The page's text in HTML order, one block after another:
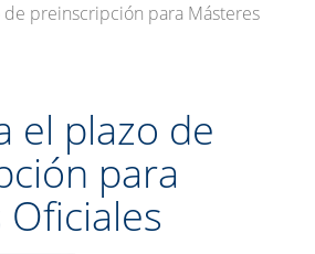
de preinscripción para Másteres
el plazo de
para